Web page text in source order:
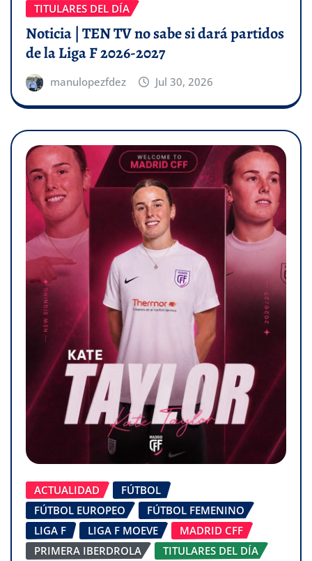
TITULARES DEL DÍA
Noticia | TEN TV no sabe si dará partidos
de la Liga F 2026-2027
manulopezfdez Jul 30, 2026
ACTUALIDAD
FÚTBOL
FÚTBOL EUROPEO
FÚTBOL FEMENINO
LIGA F
LIGA F MOEVE
MADRID CFF
PRIMERA IBERDROLA
TITULARES DEL DÍA